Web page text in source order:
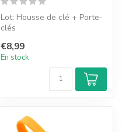
Lot: Housse de clé + Porte-
clés
€8,99
En stock